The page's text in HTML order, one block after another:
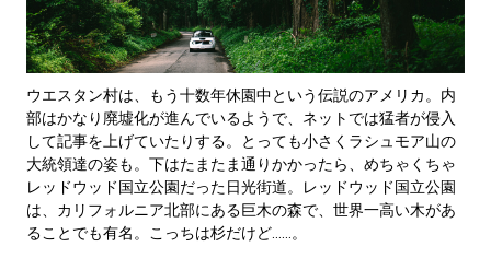
ウエスタン村は、もう十数年休園中という伝説のアメリカ。内
部はかなり廃墟化が進んでいるようで、ネットでは猛者が侵入
して記事を上げていたりする。とっても小さくラシュモア山の
大統領達の姿も。下はたまたま通りかかったら、めちゃくちゃ
レッドウッド国立公園だった日光街道。レッドウッド国立公園
は、カリフォルニア北部にある巨木の森で、世界一高い木があ
ることでも有名。こっちは杉だけど……。